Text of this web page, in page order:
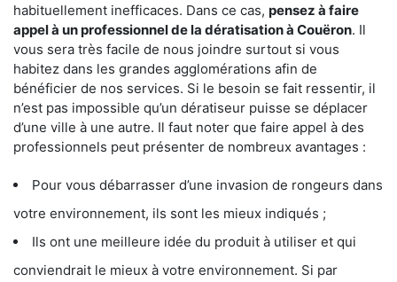
habituellement inefficaces. Dans ce cas, pensez à faire
appel à un professionnel de la dératisation à Couëron. Il
vous sera très facile de nous joindre surtout si vous
habitez dans les grandes agglomérations afin de
bénéficier de nos services. Si le besoin se fait ressentir, il
n’est pas impossible qu’un dératiseur puisse se déplacer
d’une ville à une autre. Il faut noter que faire appel à des
professionnels peut présenter de nombreux avantages :
Pour vous débarrasser d’une invasion de rongeurs dans
votre environnement, ils sont les mieux indiqués ;
Ils ont une meilleure idée du produit à utiliser et qui
conviendrait le mieux à votre environnement. Si par